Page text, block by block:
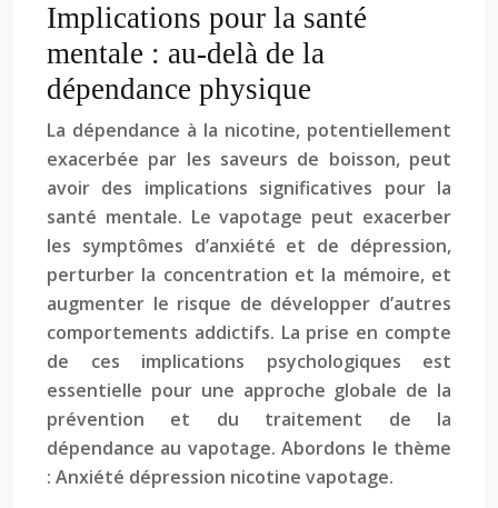
Implications pour la santé
mentale : au-delà de la
dépendance physique
La dépendance à la nicotine, potentiellement
exacerbée par les saveurs de boisson, peut
avoir des implications significatives pour la
santé mentale. Le vapotage peut exacerber
les symptômes d’anxiété et de dépression,
perturber la concentration et la mémoire, et
augmenter le risque de développer d’autres
comportements addictifs. La prise en compte
de ces implications psychologiques est
essentielle pour une approche globale de la
prévention et du traitement de la
dépendance au vapotage. Abordons le thème
: Anxiété dépression nicotine vapotage.